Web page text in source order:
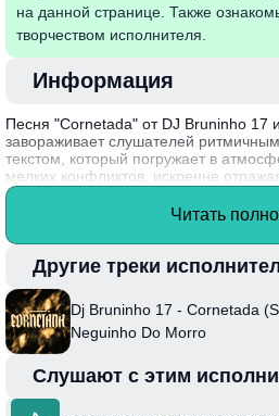
на данной странице. Также
творчеством исполнителя.
Информация
Песня "Cornetada" от DJ Bruninho 17
завораживает слушателей
текстом, который погружает в
мелких конфликтов, искренне
Сочетание хип-хопа и бразильского
динамичное звучание, которое легко
произведению новую глубину,
настроение и смысл текста.
Интересный факт: MC Neguinho Do
представителей бразильской музыки,
подростковом возрасте, выступая на
быстро завоевал популярность в
Читать
Другие треки
Dj Bruninho 17 - Cornetada
Neguinho Do Morro
Слушают с этим